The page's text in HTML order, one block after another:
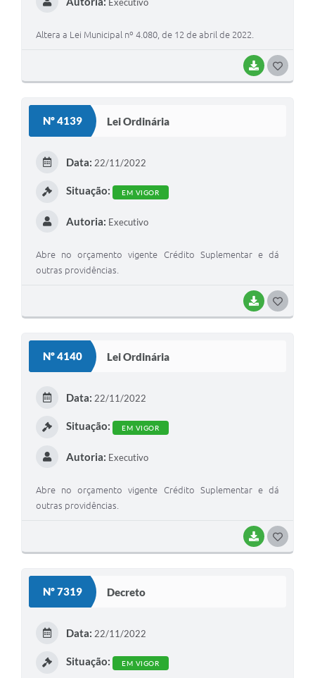
BAIXAR
Altera a Lei Municipal nº 4.080, de 12 de abril de 2022.
Nº 4139 Lei Ordinária
BAIXAR
Data: 22/11/2022
Situação: EM VIGOR
Autoria: Executivo
Abre no orçamento vigente Crédito Suplementar e dá
outras providências.
Nº 4140 Lei Ordinária
BAIXAR
Data: 22/11/2022
Situação: EM VIGOR
Autoria: Executivo
Abre no orçamento vigente Crédito Suplementar e dá
outras providências.
Nº 7319 Decreto
Data: 22/11/2022
Situação: EM VIGOR